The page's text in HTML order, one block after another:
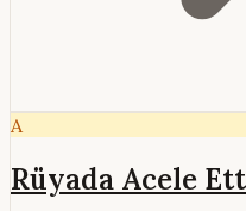
A
Rüyada Acele